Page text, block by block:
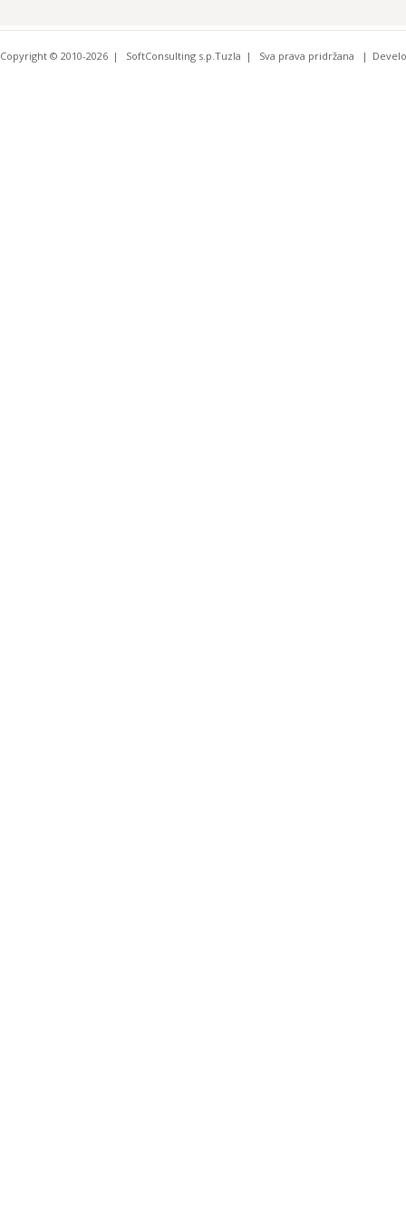
Copyright © 2010-2026 SoftConsulting s.p.Tuzla Sva prava pridržana